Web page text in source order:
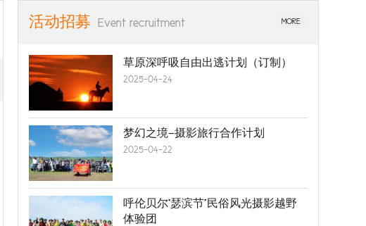
活动招募 Event recruitment MORE
草原深呼吸自由出逃计划（订制）
2025-04-24
梦幻之境—摄影旅行合作计划
2025-04-22
呼伦贝尔“瑟滨节”民俗风光摄影越野
体验团